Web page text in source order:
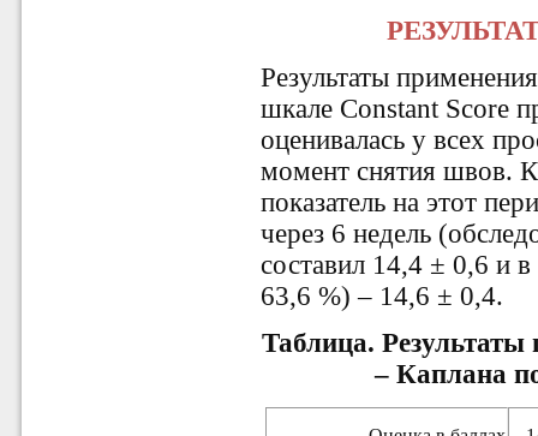
Результаты
шкале Constant Score
оценивалась у всех
момент снятия швов.
показатель на этот
через 6 недель
составил 14,4 ± 0,6 и
63,6 %) – 14,6 ± 0,4.
Таблица.
– Каплана